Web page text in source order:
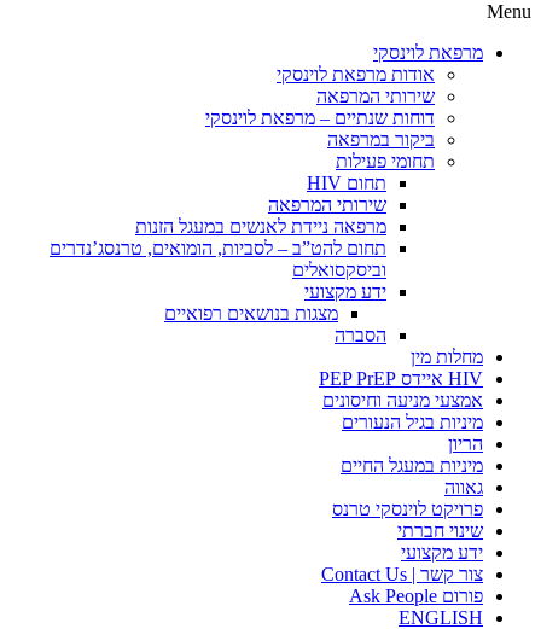
Menu
מרפאת לוינסקי
אודות מרפאת לוינסקי
שירותי המרפאה
דוחות שנתיים – מרפאת לוינסקי
ביקור במרפאה
תחומי פעילות
תחום HIV
שירותי המרפאה
מרפאה ניידת לאנשים במעגל הזנות
תחום להט”ב – לסביות, הומואים, טרנסג’נדרים
וביסקסואלים
ידע מקצועי
מצגות בנושאים רפואיים
הסברה
מחלות מין
HIV איידס PEP PrEP
אמצעי מניעה וחיסונים
מיניות בגיל הנעורים
הריון
מיניות במעגל החיים
גאווה
פרויקט לוינסקי טרנס
שינוי חברתי
ידע מקצועי
צור קשר | Contact Us
פורום Ask People
ENGLISH